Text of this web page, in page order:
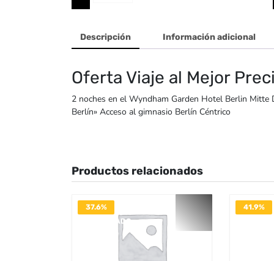
Descripción Información adicional
Oferta Viaje al Mejor
2 noches en el Wyndham Garden Hotel Berlin Mitte
Berlín» Acceso al gimnasio Berlín Céntrico
Productos relacionados
37.6%
DESACTIVADO
41.9%